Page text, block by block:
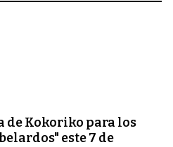
de Kokoriko para los
este 7 de